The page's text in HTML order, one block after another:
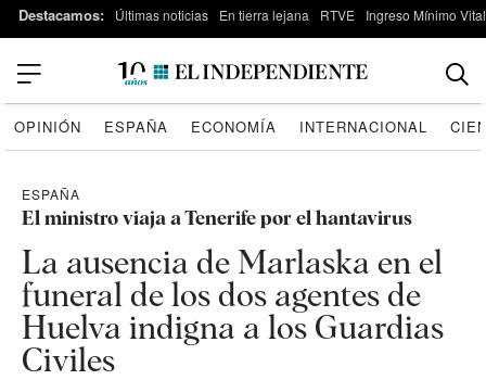
Destacamos: Últimas noticias En tierra lejana RTVE Ingreso Mínimo Vital
OPINIÓN ESPAÑA ECONOMÍA INTERNACIONAL
ESPAÑA
El ministro viaja a Tenerife por el hantavirus
La ausencia de Marlaska en el
funeral de los dos agentes de
Huelva indigna a los Guardias
Civiles